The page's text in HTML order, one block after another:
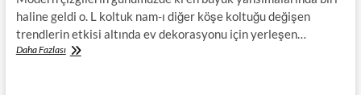
haline geldi o. L koltuk nam-ı diğer köşe koltuğu değişen
trendlerin etkisi altında ev dekorasyonu için yerleşen…
Daha FazlasıMetropol